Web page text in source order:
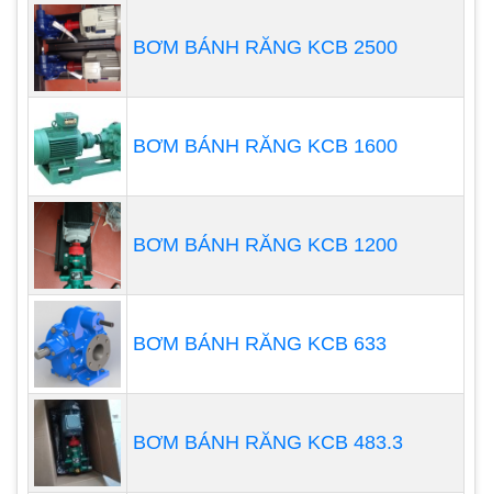
dõi hoạt động của máy bơm khi sử dụng
Dễ dàng điều chỉnh tốc độ dòng chảy máy bơm
cũng như lưu lượng hóa chất cần châm vào nước
Có giá cả phải chăng
•Có thể sử dụng liên tục lâu dài, bền bỉ
BƠM BÁNH RĂNG KCB 2500
BƠM BÁNH RĂNG KCB 1600
BƠM BÁNH RĂNG KCB 1200
BƠM BÁNH RĂNG KCB 633
BƠM BÁNH RĂNG KCB 483.3